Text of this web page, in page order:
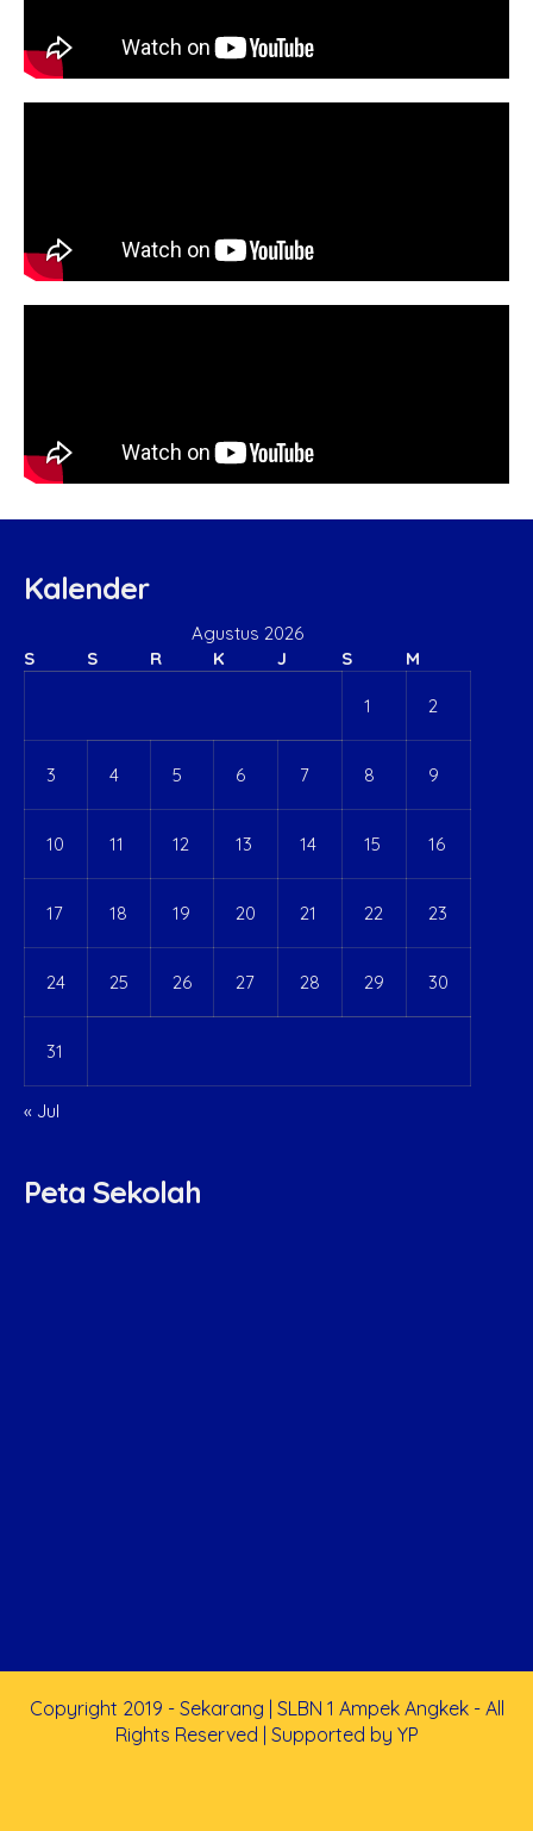
Kalender
Agustus 2026
S
S R K J S M
1 2
3 4 5 6 7 8 9
10 11 12 13 14 15 16
17 18 19 20 21 22 23
24 25 26 27 28 29 30
31
« Jul
Peta Sekolah
Copyright 2019 - Sekarang | SLBN 1 Ampek Angkek - All
Rights Reserved | Supported by YP